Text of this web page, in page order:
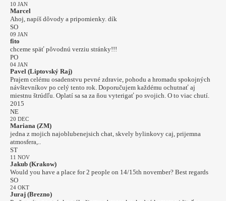
10 JAN
Marcel
Ahoj, napíš dôvody a pripomienky. dík
SO
09 JAN
fito
chceme späť pôvodnú verziu stránky!!!
PO
04 JAN
Pavel (Liptovský Raj)
Prajem celému osadenstvu pevné zdravie, pohodu a hromadu spokojných
návštevníkov po celý tento rok. Doporučujem každému ochutnať aj
miestnu štrúdľu. Oplatí sa sa za ňou vyterigať po svojich. O to viac chutí.
2015
NE
20 DEC
Mariana (ZM)
jedna z mojich najoblubenejsich chat, skvely bylinkovy caj, prijemna
atmosfera,..
ST
11 NOV
Jakub (Krakow)
Would you have a place for 2 people on 14/15th november? Best regards
SO
24 OKT
Juraj (Brezno)